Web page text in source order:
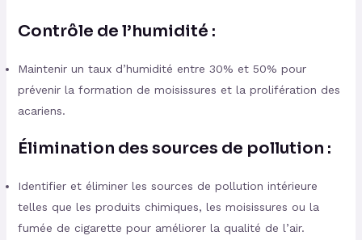
Contrôle de l’humidité :
Maintenir un taux d’humidité entre 30% et 50% pour
prévenir la formation de moisissures et la prolifération des
acariens.
Élimination des sources de pollution :
Identifier et éliminer les sources de pollution intérieure
telles que les produits chimiques, les moisissures ou la
fumée de cigarette pour améliorer la qualité de l’air.